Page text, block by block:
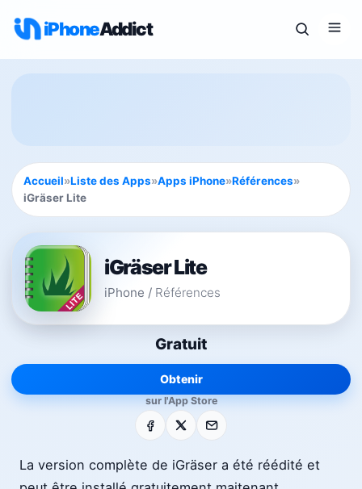
iPhoneAddict
Accueil»Liste des Apps»Apps iPhone»Références»
iGräser Lite
iGräser Lite
iPhone / Références
Gratuit
Obtenir
sur l'App Store
Facebook E-mail
La version complète de iGräser a été réédité et